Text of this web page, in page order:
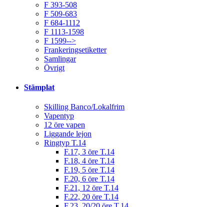
F 393-508
F 509-683
F 684-1112
F 1113-1598
F 1599-->
Frankeringsetiketter
Samlingar
Övrigt
Stämplat
Skilling Banco/Lokalfrim
Vapentyp
12 öre vapen
Liggande lejon
Ringtyp T.14
F.17, 3 öre T.14
F.18, 4 öre T.14
F.19, 5 öre T.14
F.20, 6 öre T.14
F.21, 12 öre T.14
F.22, 20 öre T.14